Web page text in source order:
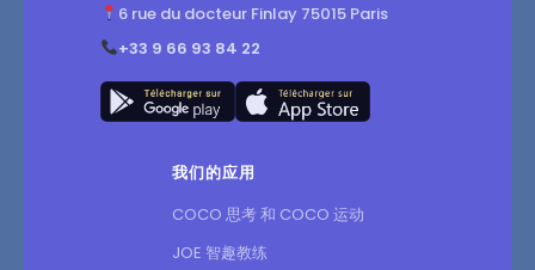
6 rue du docteur Finlay 75015 Paris
+33 9 66 93 84 22
我们的应用
COCO 思考 和 COCO 运动
JOE 智趣教练